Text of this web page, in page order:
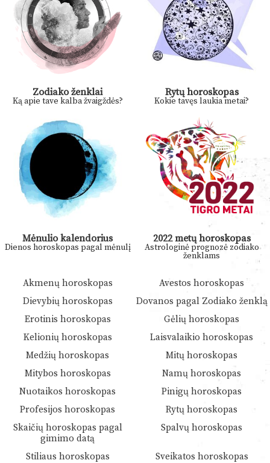
Zodiako ženklai
Ką apie tave kalba žvaigždės?
Rytų horoskopas
Kokie tavęs laukia metai?
Mėnulio kalendorius
Dienos horoskopas pagal mėnulį
2022 metų horoskopas
Astrologinė prognozė zodiako
ženklams
Akmenų horoskopas
Avestos horoskopas
Dievybių horoskopas
Dovanos pagal Zodiako ženklą
Erotinis horoskopas
Gėlių horoskopas
Kelionių horoskopas
Laisvalaikio horoskopas
Medžių horoskopas
Mitų horoskopas
Mitybos horoskopas
Namų horoskopas
Nuotaikos horoskopas
Pinigų horoskopas
Profesijos horoskopas
Rytų horoskopas
Skaičių horoskopas pagal
gimimo datą
Spalvų horoskopas
Stiliaus horoskopas
Sveikatos horoskopas